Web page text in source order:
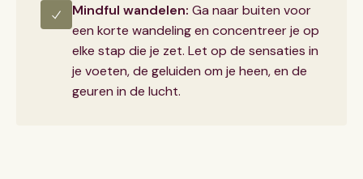
Mindful wandelen: Ga naar buiten voor
een korte wandeling en concentreer je op
elke stap die je zet. Let op de sensaties in
je voeten, de geluiden om je heen, en de
geuren in de lucht.